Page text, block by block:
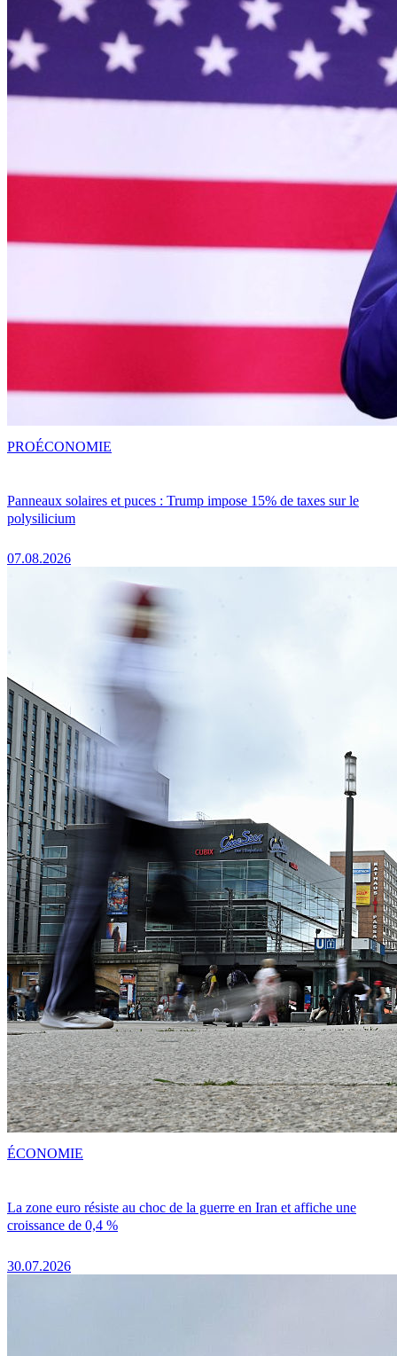
Panneaux solaires et puces : Trump impose 15% de taxes sur le
polysilicium
07.08.2026
PROÉCONOMIE
La zone euro résiste au choc de la guerre en Iran et affiche une
croissance de 0,4 %
30.07.2026
ÉCONOMIE